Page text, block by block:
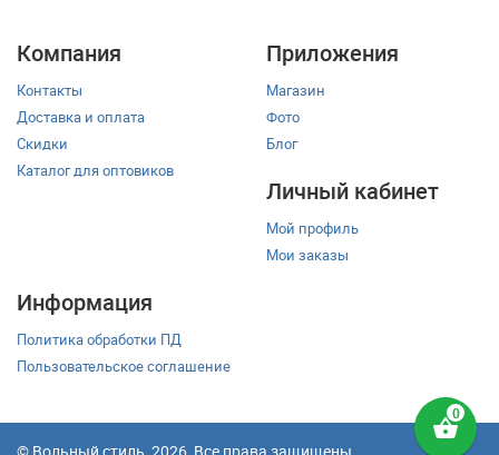
shopping_basket
Компания
Контакты
Доставка и оплата
Скидки
Каталог для оптовиков
Приложения
Магазин
Фото
Блог
Личный кабинет
Мой профиль
Мои заказы
Информация
Политика обработки ПД
Пользовательское соглашение